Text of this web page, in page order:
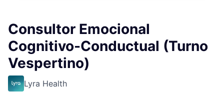
Consultor Emocional
Cognitivo-Conductual (Turno
Vespertino)
Lyra Health